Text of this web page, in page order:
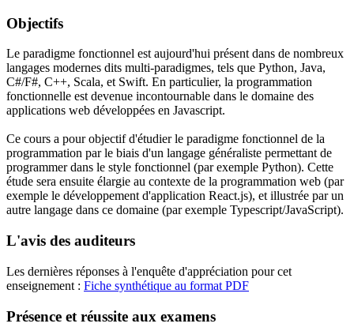
Objectifs
Le paradigme fonctionnel est aujourd'hui présent dans de nombreux
langages modernes dits multi-paradigmes, tels que Python, Java,
C#/F#, C++, Scala, et Swift. En particulier, la programmation
fonctionnelle est devenue incontournable dans le domaine des
applications web développées en Javascript.
Ce cours a pour objectif d'étudier le paradigme fonctionnel de la
programmation par le biais d'un langage généraliste permettant de
programmer dans le style fonctionnel (par exemple Python). Cette
étude sera ensuite élargie au contexte de la programmation web (par
exemple le développement d'application React.js), et illustrée par un
autre langage dans ce domaine (par exemple Typescript/JavaScript).
L'avis des auditeurs
Les dernières réponses à l'enquête d'appréciation pour cet
enseignement : Fiche synthétique au format PDF
Présence et réussite aux examens